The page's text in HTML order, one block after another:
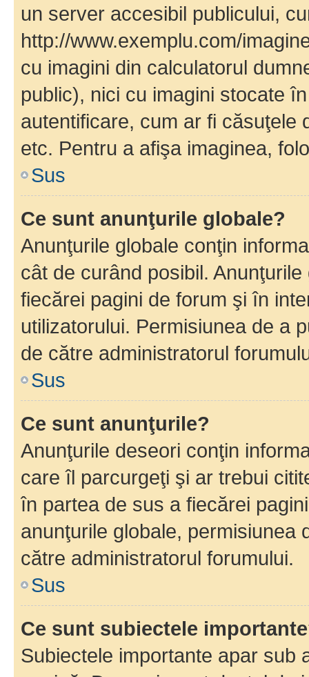
un server accesibil publicului,
http://www.exemplu.com/
cu imagini din calculatorul
public), nici cu imagini stocate
autentificare, cum ar fi căsuţele
etc. Pentru a afişa imaginea,
Sus
Ce sunt anunţurile globale?
Anunţurile globale conţin
cât de curând posibil.
fiecărei pagini de forum şi în
utilizatorului. Permisiunea de a
de către administratorul
Sus
Ce sunt anunţurile?
Anunţurile deseori conţin
care îl parcurgeţi şi ar trebui
în partea de sus a fiecărei
anunţurile globale, permisiunea
către administratorul forumului.
Sus
Ce sunt subiectele
Subiectele importante apar sub